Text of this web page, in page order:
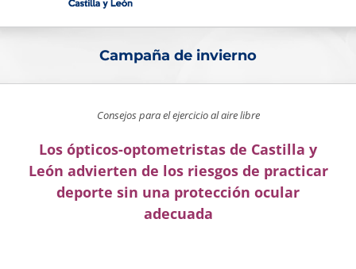
Campaña de invierno
Consejos para el ejercicio al aire libre
Los ópticos-optometristas de Castilla y
León advierten de los riesgos de practicar
deporte sin una protección ocular
adecuada